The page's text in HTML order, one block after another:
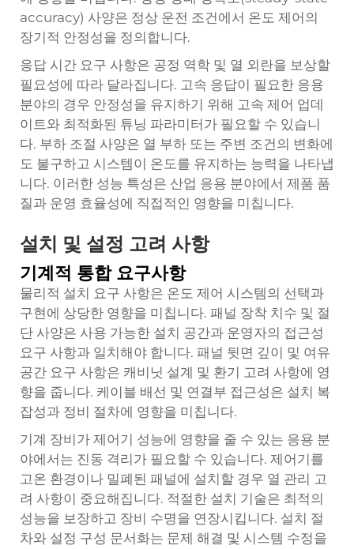
accuracy) 사양은 정상 운전 조건에서 온도 제어의
장기적 안정성을 정의합니다.
응답 시간 요구 사항은 공정 역학 및 열 외란을 보상할
필요성에 따라 달라집니다. 고속 응답이 필요한 응용
분야의 경우 안정성을 유지하기 위해 고속 제어 업데
이트와 최적화된 튜닝 파라미터가 필요할 수 있습니
다. 부하 조절 사양은 열 부하 또는 주변 조건의 변화에
도 불구하고 시스템이 온도를 유지하는 능력을 나타냅
니다. 이러한 성능 특성은 산업 응용 분야에서 제품 품
질과 운영 효율성에 직접적인 영향을 미칩니다.
설치 및 설정 고려 사항
기계적 통합 요구사항
물리적 설치 요구 사항은 온도 제어 시스템의 선택과
구현에 상당한 영향을 미칩니다. 패널 장착 치수 및 절
단 사양은 사용 가능한 설치 공간과 운영자의 접근성
요구 사항과 일치해야 합니다. 패널 뒷면 깊이 및 여유
공간 요구 사항은 캐비닛 설계 및 환기 고려 사항에 영
향을 줍니다. 케이블 배선 및 연결부 접근성은 설치 복
잡성과 정비 절차에 영향을 미칩니다.
기계 장비가 제어기 성능에 영향을 줄 수 있는 응용 분
야에서는 진동 격리가 필요할 수 있습니다. 제어기를
고온 환경이나 밀폐된 패널에 설치할 경우 열 관리 고
려 사항이 중요해집니다. 적절한 설치 기술은 최적의
성능을 보장하고 장비 수명을 연장시킵니다. 설치 절
차와 설정 구성 문서화는 문제 해결 및 시스템 수정을